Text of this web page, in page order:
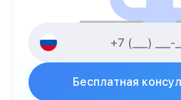
Бесплатная